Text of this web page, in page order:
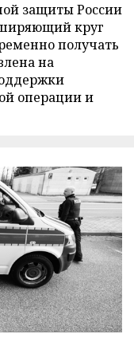
защиты России
круг
получать
на
операции и